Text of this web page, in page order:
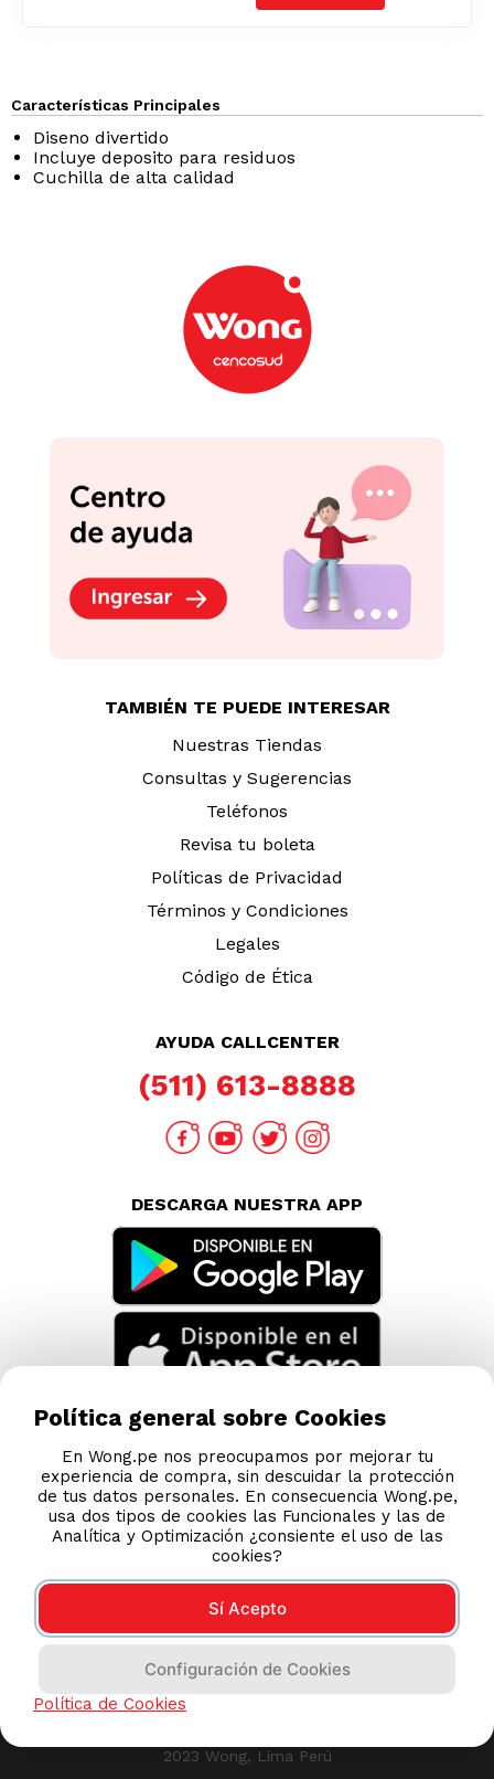
Características Principales
Diseno divertido
Incluye deposito para residuos
Cuchilla de alta calidad
TAMBIÉN TE PUEDE INTERESAR
Nuestras Tiendas
Consultas y Sugerencias
Teléfonos
Revisa tu boleta
Políticas de Privacidad
Términos y Condiciones
Legales
Código de Ética
AYUDA CALLCENTER
(511) 613-8888
DESCARGA NUESTRA APP
Esta tienda usa Niubiz para realizar transacciones
2023 Wong, Lima Perú
Política general sobre Cookies
En Wong.pe nos preocupamos por mejorar tu
experiencia de compra, sin descuidar la protección
de tus datos personales. En consecuencia Wong.pe,
usa dos tipos de cookies las Funcionales y las de
Analítica y Optimización ¿consiente el uso de las
cookies?
Sí Acepto
Configuración de Cookies
Política de Cookies